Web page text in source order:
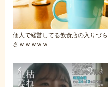
個人で経営してる飲食店の入りづら
さｗｗｗｗｗ